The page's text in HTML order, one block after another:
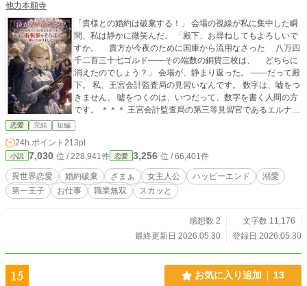
るのではない。 救われた恩があるからでもない。 どこへでも
行ける私が、それでもあなたを選びます。 追放ざまぁ×有能
ヒロイン×四十代イケオジ辺境伯。 不器用な年の差じれじれ
恋愛と、女性の自立を描くハッピーエンド。 全１６話完結の
中編。
他力本願寺
「貴様との婚約は破棄する！」 会場の視線が私に集中した瞬
間、私は静かに微笑んだ。 「殿下、お尋ねしてもよろしいで
すか。 貴方が今夜のために国庫から流用なさった 八万四
千二百三十七ゴルド——その端数の銅貨三枚は、 どちらに
消えたのでしょう？」 会場が、静まり返った。 ——だって殿
下。 私、王宮会計監査局の見習いなんです。 数字は、嘘をつ
きません。 嘘をつくのは、いつだって、数字を書く人間の方
です。 ＊＊＊ 王宮会計監査局の第三等見習官であるエルナ・
ヴァルトハイムは、公金横領の疑いがある第二王子フィリッ
プを内偵するため、地味な令嬢を装い婚約者として監視を続
けていた。 しかし、算術を忌み嫌う愚かな王子は、自らの罪
にも気づかず、卒業舞踏会の場でエルナを糾弾。見目麗しい
男爵令嬢との「真実の愛」を語り、身勝手な婚約破棄を突き
つける。 「私が泣くと思って、わざわざこの場をお選びにな
ったのですか？」 国庫を食いつぶす不正な支出の数々を、三
暴き立てるエルナ。 無慈悲な数字の羅列と証拠を前に、王子
と男爵令嬢、そして欲深い共犯者たちは次々と崩れ落ちてい
が、愚かな王子を容赦なく追い詰める爽快な「ざまぁ」短編
恋愛 完結 短編
24h.ポイント 213pt
小説 7,030 位 / 228,941件 恋愛 3,256 位 / 66,401件
異世界恋愛 婚約破棄 ざまぁ 女主人公 ハッピーエンド
溺愛
第一王子
お仕事 職業無双 スカッと
感想数 2
文字数 11,176
最終更新日 2026.05.30
登録日 2026.05.30
15 お気に入り追加 13